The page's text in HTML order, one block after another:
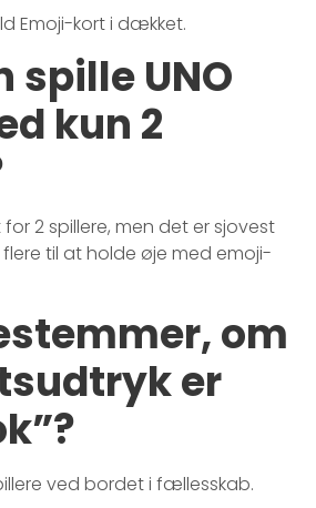
Emoji-kort i dækket.
spille UNO
kun 2
2 spillere, men det er sjovest
til at holde øje med emoji-
om
er
ved bordet i fællesskab.